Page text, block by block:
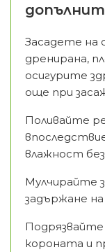
Засадете на
дренирана,
осигурите
още при
Поливайте
влажност
Мулчирайте
задържане
короната и